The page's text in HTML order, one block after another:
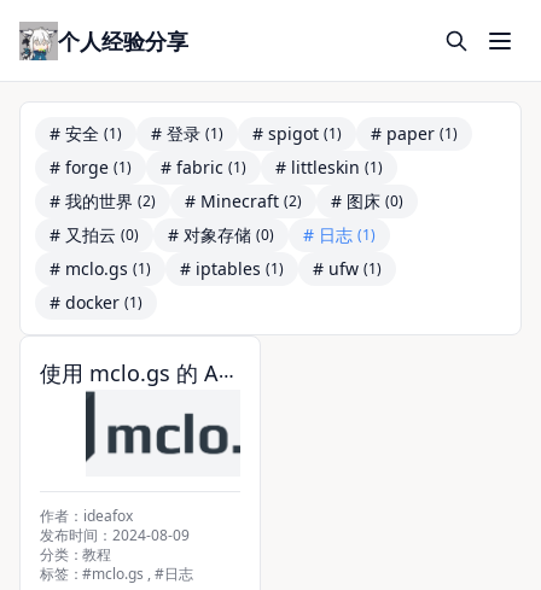
个人经验分享
# 安全 (1) # 登录 (1) # spigot (1) # paper (1)
# forge (1) # fabric (1) # littleskin (1)
# 我的世界 (2) # Minecraft (2) # 图床 (0)
# 又拍云 (0) # 对象存储 (0) # 日志 (1)
# mclo.gs (1) # iptables (1) # ufw (1)
# docker (1)
使用 mclo.gs 的 API
写个适合中国宝宝体
质的日志分享网站
作者：ideafox
发布时间：2024-08-09
分类：教程
标签：#mclo.gs ,#日志